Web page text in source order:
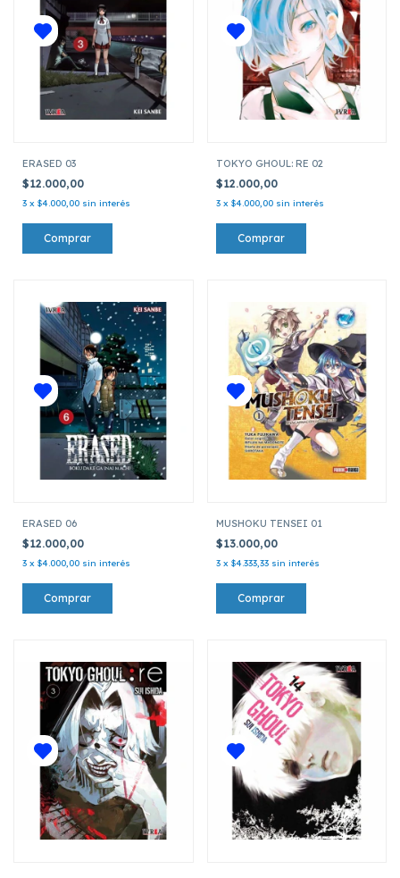
ERASED 03
$12.000,00
3 x $4.000,00 sin interés
TOKYO GHOUL: RE 02
$12.000,00
3 x $4.000,00 sin interés
ERASED 06
$12.000,00
3 x $4.000,00 sin interés
MUSHOKU TENSEI 01
$13.000,00
3 x $4.333,33 sin interés